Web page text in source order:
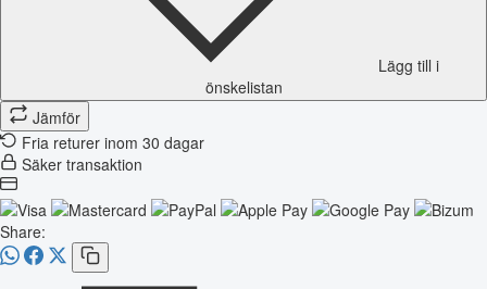
Lägg till i
önskelistan
Jämför
Fria returer inom 30 dagar
Säker transaktion
Share: